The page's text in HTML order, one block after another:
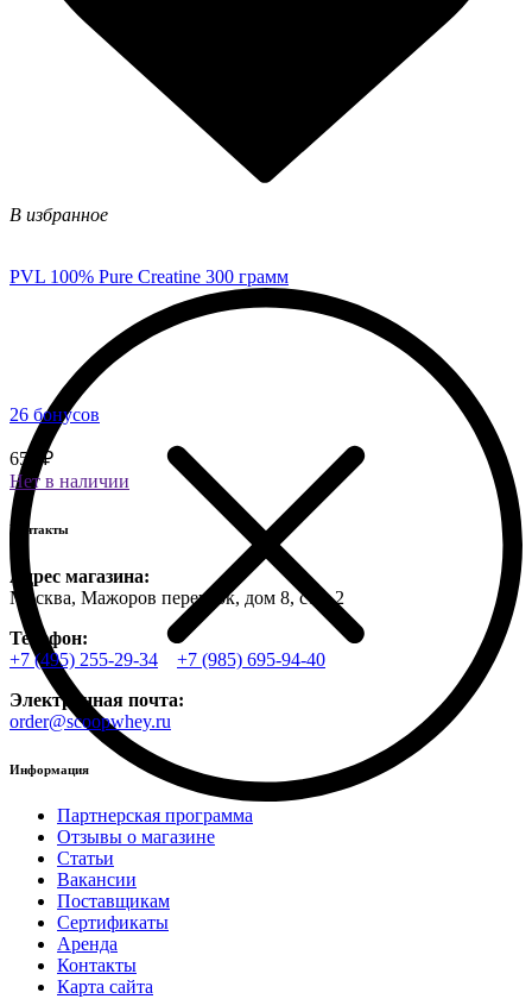
В избранное
PVL 100% Pure Creatine 300 грамм
26 бонусов
650 ₽
Нет в наличии
Контакты
Адрес магазина:
Москва, Мажоров переулок, дом 8, стр. 2
Телефон:
+7 (495) 255-29-34
+7 (985) 695-94-40
Электронная почта:
order@scoopwhey.ru
Информация
Партнерская программа
Отзывы о магазине
Статьи
Вакансии
Поставщикам
Сертификаты
Аренда
Контакты
Карта сайта